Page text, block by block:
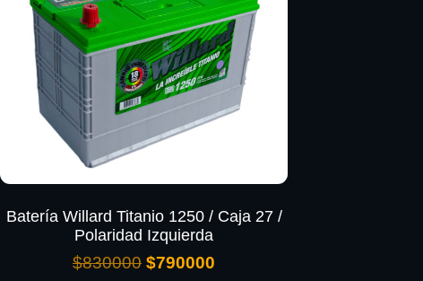
Batería Willard Titanio 1250 / Caja 27 /
Polaridad Izquierda
$830000 $790000